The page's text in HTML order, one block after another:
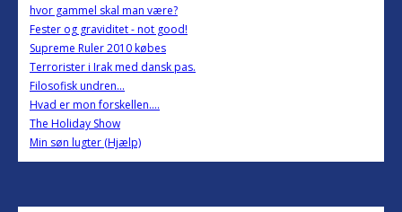
hvor gammel skal man være?
Fester og graviditet - not good!
Supreme Ruler 2010 købes
Terrorister i Irak med dansk pas.
Filosofisk undren...
Hvad er mon forskellen....
The Holiday Show
Min søn lugter (Hjælp)